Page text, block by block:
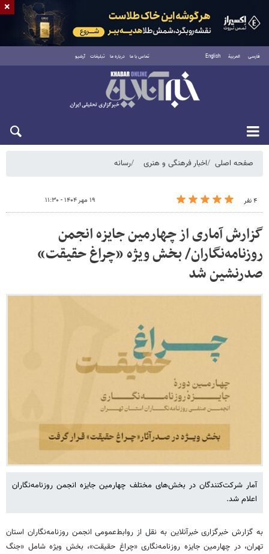
فارسی العربية English تماس با ما درباره ما تبلیغات آرشیو
شنبه ۱۷ مرداد ۱۴۰۵
صفحه اصلی اخبار فرهنگی و هنری رسانه
۴ نفر ۱۹ مهر ۱۴۰۴ - ۱۱:۳۰
گزارش آماری از چهارمین جایزه انجمن
روزنامه‌نگاران/ بخش ویژه «چراغ حقیقت»
صدرنشین شد
آمار شرکت‌کنندگان در بخش‌های مختلف چهارمین جایزه انجمن روزنامه‌نگاران
اعلام شد.
به گزارش خبرگزاری خبرآنلاین به نقل از روابط‌عمومی انجمن روزنامه‌نگاران استان
تهران، در چهارمین جایزه روزنامه‌نگاری «چراغ حقیقت»، بخش ویژه شامل «جنگ
×